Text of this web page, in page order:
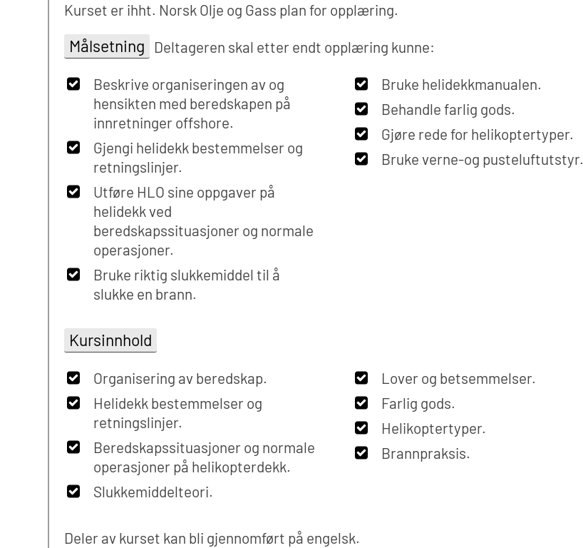
Kurset er ihht. Norsk Olje og Gass plan for opplæring.
Målsetning Deltageren skal etter endt opplæring kunne:
Beskrive organiseringen av og
hensikten med beredskapen på
innretninger offshore.
Gjengi helidekk bestemmelser og
retningslinjer.
Utføre HLO sine oppgaver på
helidekk ved
beredskapssituasjoner og normale
operasjoner.
Bruke riktig slukkemiddel til å
slukke en brann.
Bruke helidekkmanualen.
Behandle farlig gods.
Gjøre rede for helikoptertyper.
Bruke verne-og pusteluftutstyr.
Kursinnhold
Organisering av beredskap.
Helidekk bestemmelser og
retningslinjer.
Beredskapssituasjoner og normale
operasjoner på helikopterdekk.
Slukkemiddelteori.
Lover og betsemmelser.
Farlig gods.
Helikoptertyper.
Brannpraksis.
Deler av kurset kan bli gjennomført på engelsk.